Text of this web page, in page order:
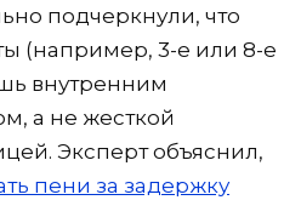
подчеркнули, что
(например, 3-е или 8-е
внутренним
а не жесткой
Эксперт объяснил,
пени за задержку